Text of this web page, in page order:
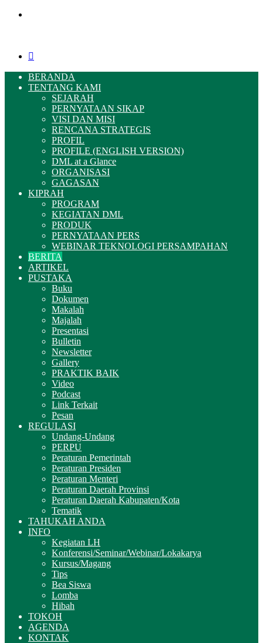
BERANDA
TENTANG KAMI
SEJARAH
PERNYATAAN SIKAP
VISI DAN MISI
RENCANA STRATEGIS
PROFIL
PROFILE (ENGLISH VERSION)
DML at a Glance
ORGANISASI
GAGASAN
KIPRAH
PROGRAM
KEGIATAN DML
PRODUK
PERNYATAAN PERS
WEBINAR TEKNOLOGI PERSAMPAHAN
BERITA
ARTIKEL
PUSTAKA
Buku
Dokumen
Makalah
Majalah
Presentasi
Bulletin
Newsletter
Gallery
PRAKTIK BAIK
Video
Podcast
Link Terkait
Pesan
REGULASI
Undang-Undang
PERPU
Peraturan Pemerintah
Peraturan Presiden
Peraturan Menteri
Peraturan Daerah Provinsi
Peraturan Daerah Kabupaten/Kota
Tematik
TAHUKAH ANDA
INFO
Kegiatan LH
Konferensi/Seminar/Webinar/Lokakarya
Kursus/Magang
Tips
Bea Siswa
Lomba
Hibah
TOKOH
AGENDA
KONTAK